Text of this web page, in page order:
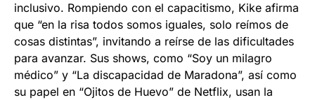
inclusivo. Rompiendo con el capacitismo, Kike afirma
que “en la risa todos somos iguales, solo reímos de
cosas distintas”, invitando a reírse de las dificultades
para avanzar. Sus shows, como “Soy un milagro
médico” y “La discapacidad de Maradona”, así como
su papel en “Ojitos de Huevo” de Netflix, usan la